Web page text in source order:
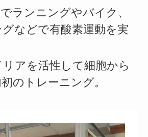
ランニングやバイク、
などで有酸素運動を実
リアを活性して細胞から
のトレーニング。